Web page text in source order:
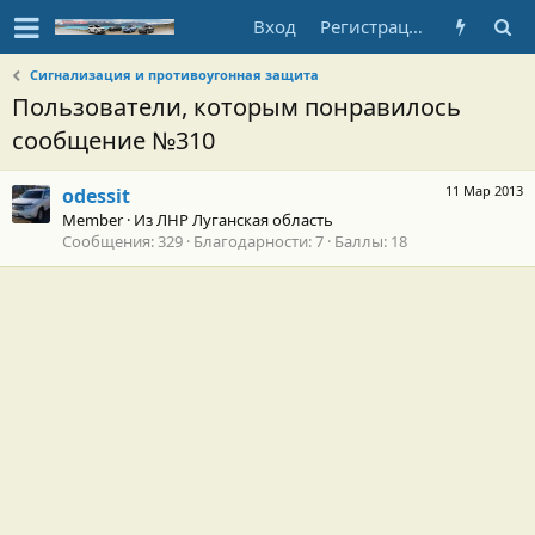
Вход Регистрация
Сигнализация и противоугонная защита
Пользователи, которым понравилось
сообщение №310
11 Мар 2013
odessit
Member · ИзЛНР Луганская область
Сообщения 329 Благодарности 7 Баллы 18